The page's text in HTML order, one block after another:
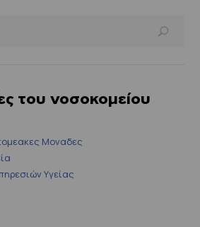
του νοσοκομείου
Μοναδες
Υγείας